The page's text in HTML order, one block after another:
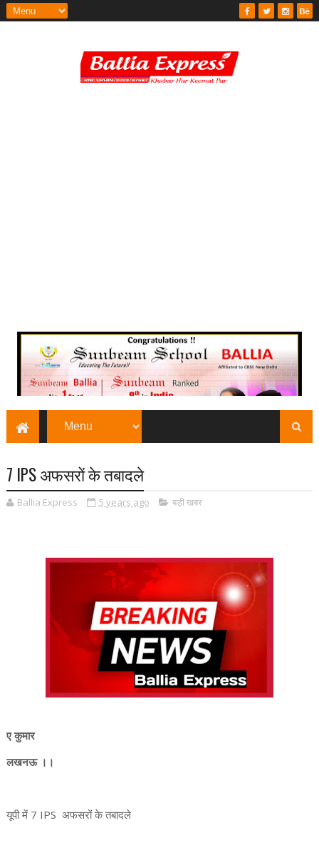
7 IPS अफसरों के तबादले
Ballia Express 5 years ago बड़ी खबर
ए कुमार
लखनऊ ।।
यूपी में 7 IPS अफसरों के तबादले